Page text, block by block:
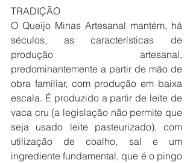
TRADIÇÃO
O Queijo Minas Artesanal mantém, há
séculos, as características de
produção artesanal,
predominantemente a partir de mão de
obra familiar, com produção em baixa
escala. É produzido a partir de leite de
vaca cru (a legislação não permite que
seja usado leite pasteurizado), com
utilização de coalho, sal e um
ingrediente fundamental, que é o pingo